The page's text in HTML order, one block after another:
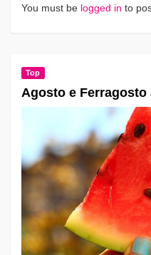
You must be logged in to
Top
Agosto e Ferragosto